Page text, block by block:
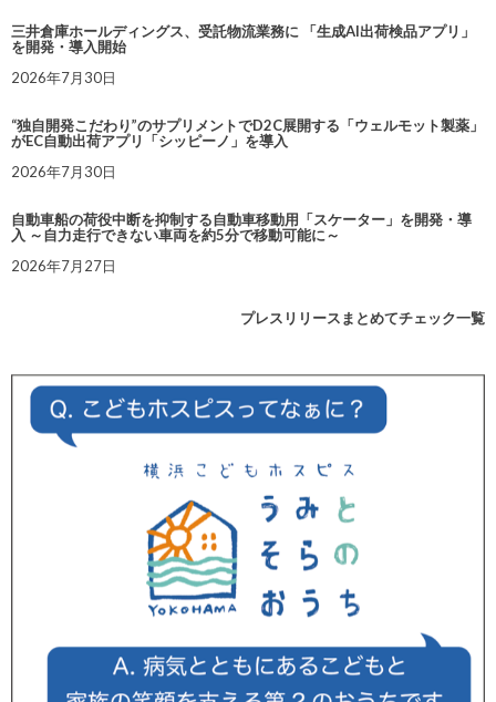
三井倉庫ホールディングス、受託物流業務に 「生成AI出荷検品アプリ」
を開発・導入開始
2026年7月30日
“独自開発こだわり”のサプリメントでD2C展開する「ウェルモット製薬」
がEC自動出荷アプリ「シッピーノ」を導入
2026年7月30日
自動車船の荷役中断を抑制する自動車移動用「スケーター」を開発・導
入 ～自力走行できない車両を約5分で移動可能に～
2026年7月27日
プレスリリースまとめてチェック一覧